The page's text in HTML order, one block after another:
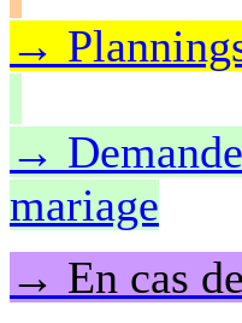
→
→
mariage
→ En cas